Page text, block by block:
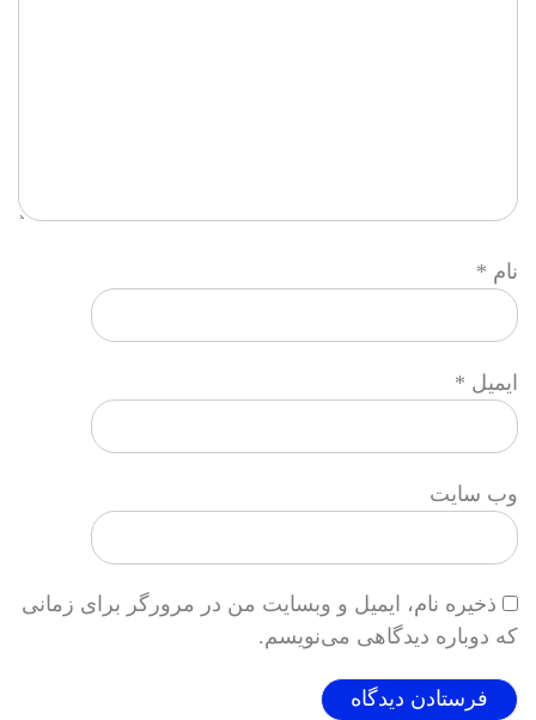
نام *
ایمیل *
وب‌ سایت
ذخیره نام، ایمیل و وبسایت من در مرورگر برای زمانی
که دوباره دیدگاهی می‌نویسم.